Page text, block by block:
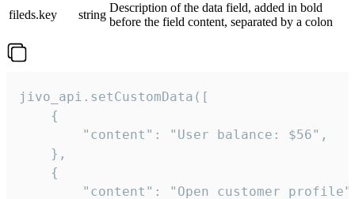
fileds.key
string
Description of the data field, added in bold
before the field content, separated by a colon
jivo_api.setCustomData([
    {
        "content": "User balance: $56",
    },
    {
"content": "Open customer